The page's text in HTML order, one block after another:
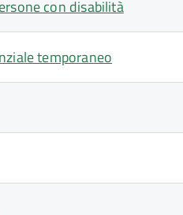
con disabilità
temporaneo